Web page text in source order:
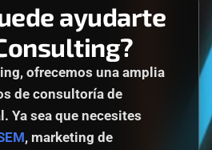
ayudarte
ofrecemos una amplia
de consultoría de
Ya sea que necesites
, marketing de